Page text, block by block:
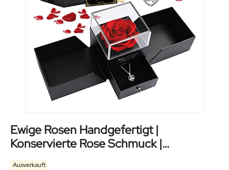
Ewige Rosen Handgefertigt |
Konservierte Rose Schmuck |
Geschenkbox
Ausverkauft